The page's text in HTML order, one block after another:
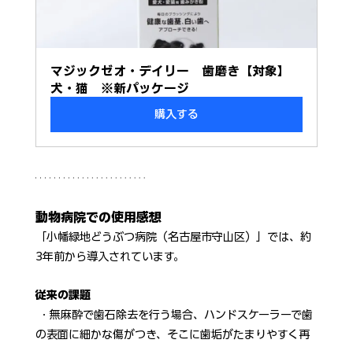
マジックゼオ・デイリー　歯磨き【対象】
犬・猫　※新パッケージ
購入する
動物病院での使用感想
「小幡緑地どうぶつ病院（名古屋市守山区）」では、約
3年前から導入されています。
従来の課題
の表面に細かな傷がつき、そこに歯垢がたまりやすく再